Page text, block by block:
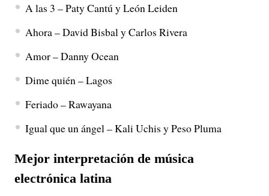
A las 3 – Paty Cantú y León Leiden
Ahora – David Bisbal y Carlos Rivera
Amor – Danny Ocean
Dime quién – Lagos
Feriado – Rawayana
Igual que un ángel – Kali Uchis y Peso Pluma
Mejor interpretación de música
electrónica latina